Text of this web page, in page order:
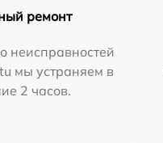
ремонт
неисправностей
мы устраняем в
2 часов.